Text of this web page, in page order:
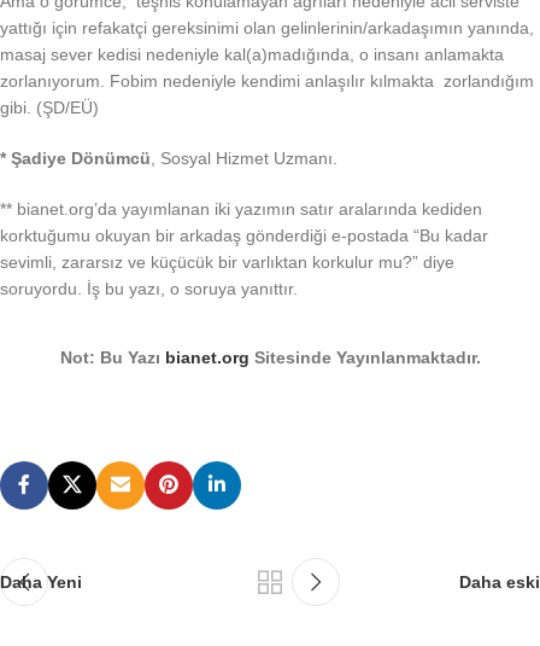
yattığı için refakatçi gereksinimi olan gelinlerinin/arkadaşımın yanında,
masaj sever kedisi nedeniyle kal(a)madığında, o insanı anlamakta
zorlanıyorum. Fobim nedeniyle kendimi anlaşılır kılmakta zorlandığım
gibi. (ŞD/EÜ)
* Şadiye Dönümcü , Sosyal Hizmet Uzmanı.
** bianet.org’da yayımlanan iki yazımın satır aralarında kediden
korktuğumu okuyan bir arkadaş gönderdiği e-postada “Bu kadar
sevimli, zararsız ve küçücük bir varlıktan korkulur mu?” diye
soruyordu. İş bu yazı, o soruya yanıttır.
Not: Bu Yazı bianet.org Sitesinde Yayınlanmaktadır.
Daha Yeni Daha eski